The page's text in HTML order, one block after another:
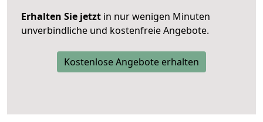
Erhalten Sie jetzt in nur wenigen Minuten
unverbindliche und kostenfreie Angebote.
Kostenlose Angebote erhalten